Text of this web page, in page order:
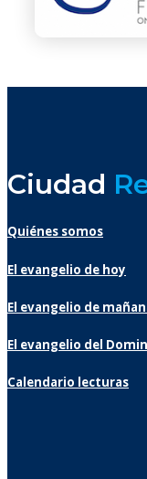
Ciudad
Quiénes somos
El evangelio de hoy
El evangelio de
El evangelio del
Calendario lecturas